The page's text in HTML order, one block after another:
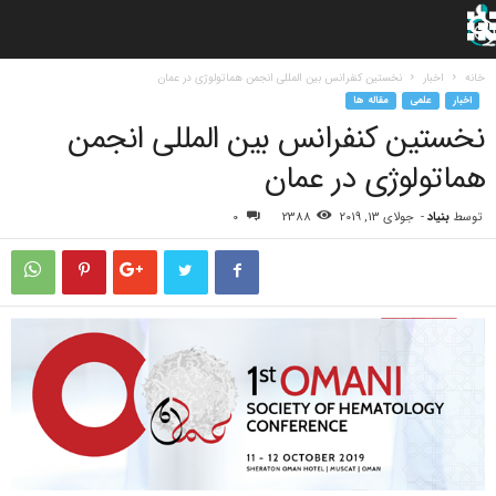
خانه اخبار نخستین کنفرانس بین المللی انجمن هماتولوژی در عمان
اخبار علمی مقاله ها
نخستین کنفرانس بین المللی انجمن
هماتولوژی در عمان
توسط بنیاد- جولای 13, 2019 2388
0